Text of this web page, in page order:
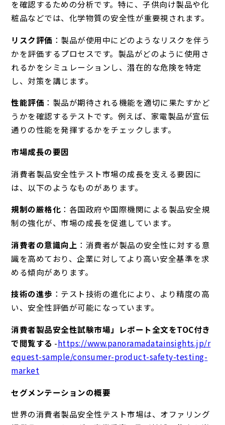
を確認するための分析です。特に、子供向け製品や化
粧品などでは、化学物質の安全性が重要視されます。
リスク評価 ：製品が使用中にどのようなリスクを伴う
かを評価するプロセスです。製品がどのように使用さ
れるかをシミュレーションし、潜在的な危険を特定
し、対策を講じます。
性能評価 ：製品が期待される機能を適切に果たすかど
うかを確認するテストです。例えば、家電製品が宣伝
通りの性能を発揮するかをチェックします。
市場成長の要因
消費者製品安全性テスト市場の成長を支える要因に
は、以下のようなものがあります。
規制の厳格化 ：各国政府や国際機関による製品安全規
制の強化が、市場の成長を促進しています。
消費者の意識向上 ：消費者が製品の安全性に対する意
識を高めており、企業に対してより高い安全基準を求
める傾向があります。
技術の進歩 ：テスト技術の進化により、より精度の高
い、安全性評価が可能になっています。
消費者製品安全性試験市場」レポート全文をTOC付き
で閲覧する -https://www.panoramadatainsights.jp/r
equest-sample/consumer-product-safety-testing-
market
セグメンテーションの概要
世界の消費者製品安全性テスト市場は、オファリング